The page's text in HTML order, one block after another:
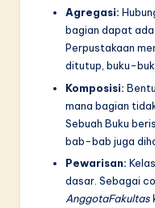
Agregasi:
bagian dapat
Perpustakaan
ditutup, buku-
Komposisi:
mana bagian
Sebuah Buku
bab-bab juga
Pewarisan:
dasar. Sebagai
AnggotaFakultas